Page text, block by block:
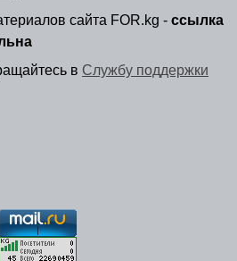
сайта FOR.kg - ссылка
в Службу поддержки